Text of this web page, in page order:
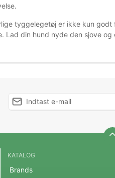
tyggelegetøj er ikke kun
Lad din hund nyde den sjove
KATALOG
Brands